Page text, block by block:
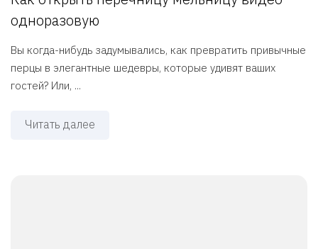
одноразовую
Вы когда-нибудь задумывались, как превратить привычные
перцы в элегантные шедевры, которые удивят ваших
гостей? Или, ...
Читать далее